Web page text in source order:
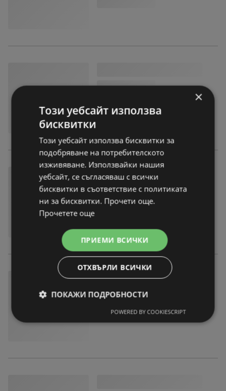
×
Този уебсайт използва
бисквитки
Този уебсайт използва бисквитки за
подобряване на потребителското
изживяване. Използвайки нашия
уебсайт, се съгласяваш с всички
бисквитки в съответствие с политиката
ни за бисквитки. Прочети още.
Прочетете още
ПРИЕМИ ВСИЧКИ
ОТХВЪРЛИ ВСИЧКИ
ПОКАЖИ ПОДРОБНОСТИ
POWERED BY COOKIESCRIPT